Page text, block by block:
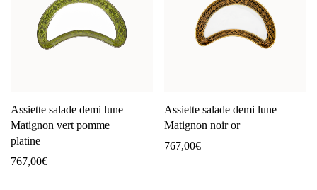
Assiette salade demi lune
Matignon vert pomme
platine
767,00€
Assiette salade demi lune
Matignon noir or
767,00€